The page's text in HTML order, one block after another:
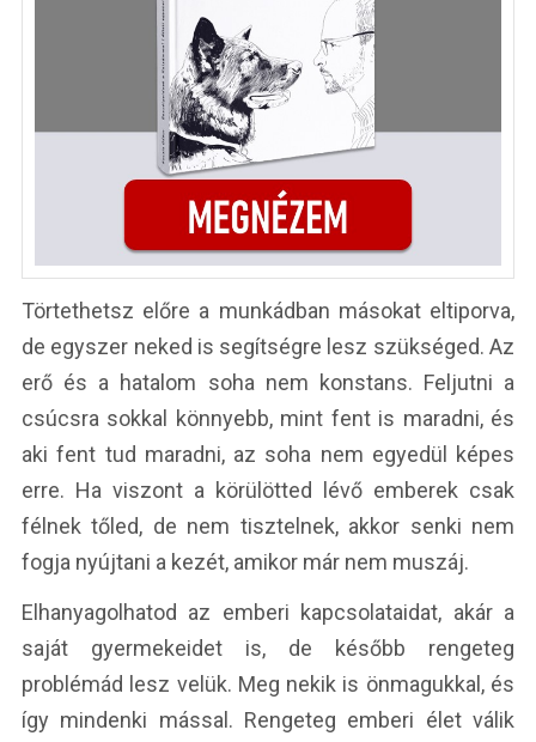
Törtethetsz előre a munkádban másokat eltiporva,
de egyszer neked is segítségre lesz szükséged. Az
erő és a hatalom soha nem konstans. Feljutni a
csúcsra sokkal könnyebb, mint fent is maradni, és
aki fent tud maradni, az soha nem egyedül képes
erre. Ha viszont a körülötted lévő emberek csak
félnek tőled, de nem tisztelnek, akkor senki nem
fogja nyújtani a kezét, amikor már nem muszáj.
Elhanyagolhatod az emberi kapcsolataidat, akár a
saját gyermekeidet is, de később rengeteg
problémád lesz velük. Meg nekik is önmagukkal, és
így mindenki mással. Rengeteg emberi élet válik